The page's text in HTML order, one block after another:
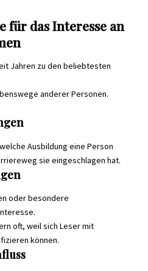
für das Interesse an
Jahren zu den beliebtesten
anderer Personen.
Ausbildung eine Person
sie eingeschlagen hat.
oder besondere
oft, weil sich Leser mit
können.